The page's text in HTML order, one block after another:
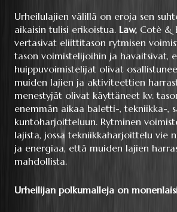
Urheilulajien välillä on eroja sen
aikaisin tulisi erikoistua. Law, Cotè &
vertasivat eliittitason rytmisen
tason voimistelijoihin ja havaitsivat,
huippuvoimistelijat olivat
muiden lajien ja aktiviteettien
menestyjät olivat käyttäneet kv.
enemmän aikaa baletti-, tekniikka-,
kuntoharjoitteluun. Rytminen
lajista, jossa tekniikkaharjoittelu vie
ja energiaa, että muiden lajien
mahdollista.
Urheilijan polkumalleja on